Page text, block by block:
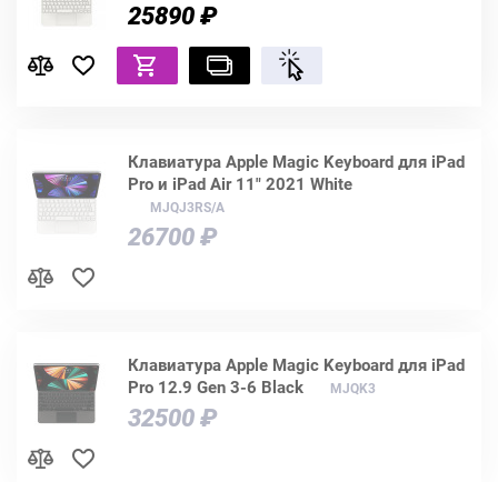
25890 ₽
Клавиатура Apple Magic Keyboard для iPad
Pro и iPad Air 11" 2021 White
MJQJ3RS/A
26700 ₽
Клавиатура Apple Magic Keyboard для iPad
Pro 12.9 Gen 3-6 Black
MJQK3
32500 ₽